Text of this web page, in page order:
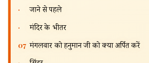
· जाने से पहले
· मंदिर के भीतर
07 मंगलवार को हनुमान जी को क्या अर्पित करें